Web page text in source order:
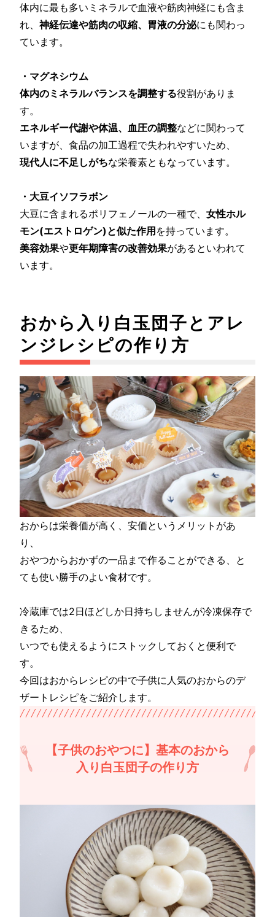
体内に最も多いミネラルで血液や筋肉神経にも含ま
れ、神経伝達や筋肉の収縮、胃液の分泌にも関わっ
ています。
・マグネシウム
体内のミネラルバランスを調整する役割がありま
す。
エネルギー代謝や体温、血圧の調整などに関わって
いますが、食品の加工過程で失われやすいため、
現代人に不足しがちな栄養素ともなっています。
・大豆イソフラボン
大豆に含まれるポリフェノールの一種で、女性ホル
モン(エストロゲン)と似た作用 を持っています。
美容効果や更年期障害の改善効果があるといわれて
います。
おから入り白玉団子とアレ
ンジレシピの作り方
おからは栄養価が高く、安価というメリットがあ
り、
おやつからおかずの一品まで作ることができる、と
ても使い勝手のよい食材です。
冷蔵庫では2日ほどしか日持ちしませんが冷凍保存で
きるため、
いつでも使えるようにストックしておくと便利で
す。
今回はおからレシピの中で子供に人気のおからのデ
ザートレシピをご紹介します。
【子供のおやつに】基本のおから
入り白玉団子の作り方